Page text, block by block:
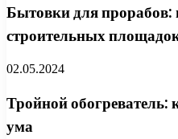
Бытовки для прорабов:
строительных
02.05.2024
Тройной
ума